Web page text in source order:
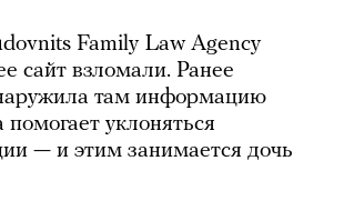
Family Law Agency
сайт взломали. Ранее
там информацию
помогает уклоняться
— и этим занимается дочь